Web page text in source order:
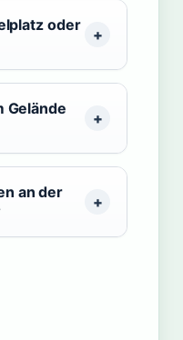
oder
Gelände
an der